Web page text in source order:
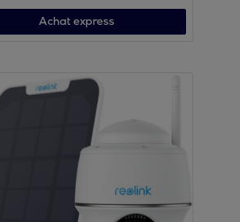
Achat express